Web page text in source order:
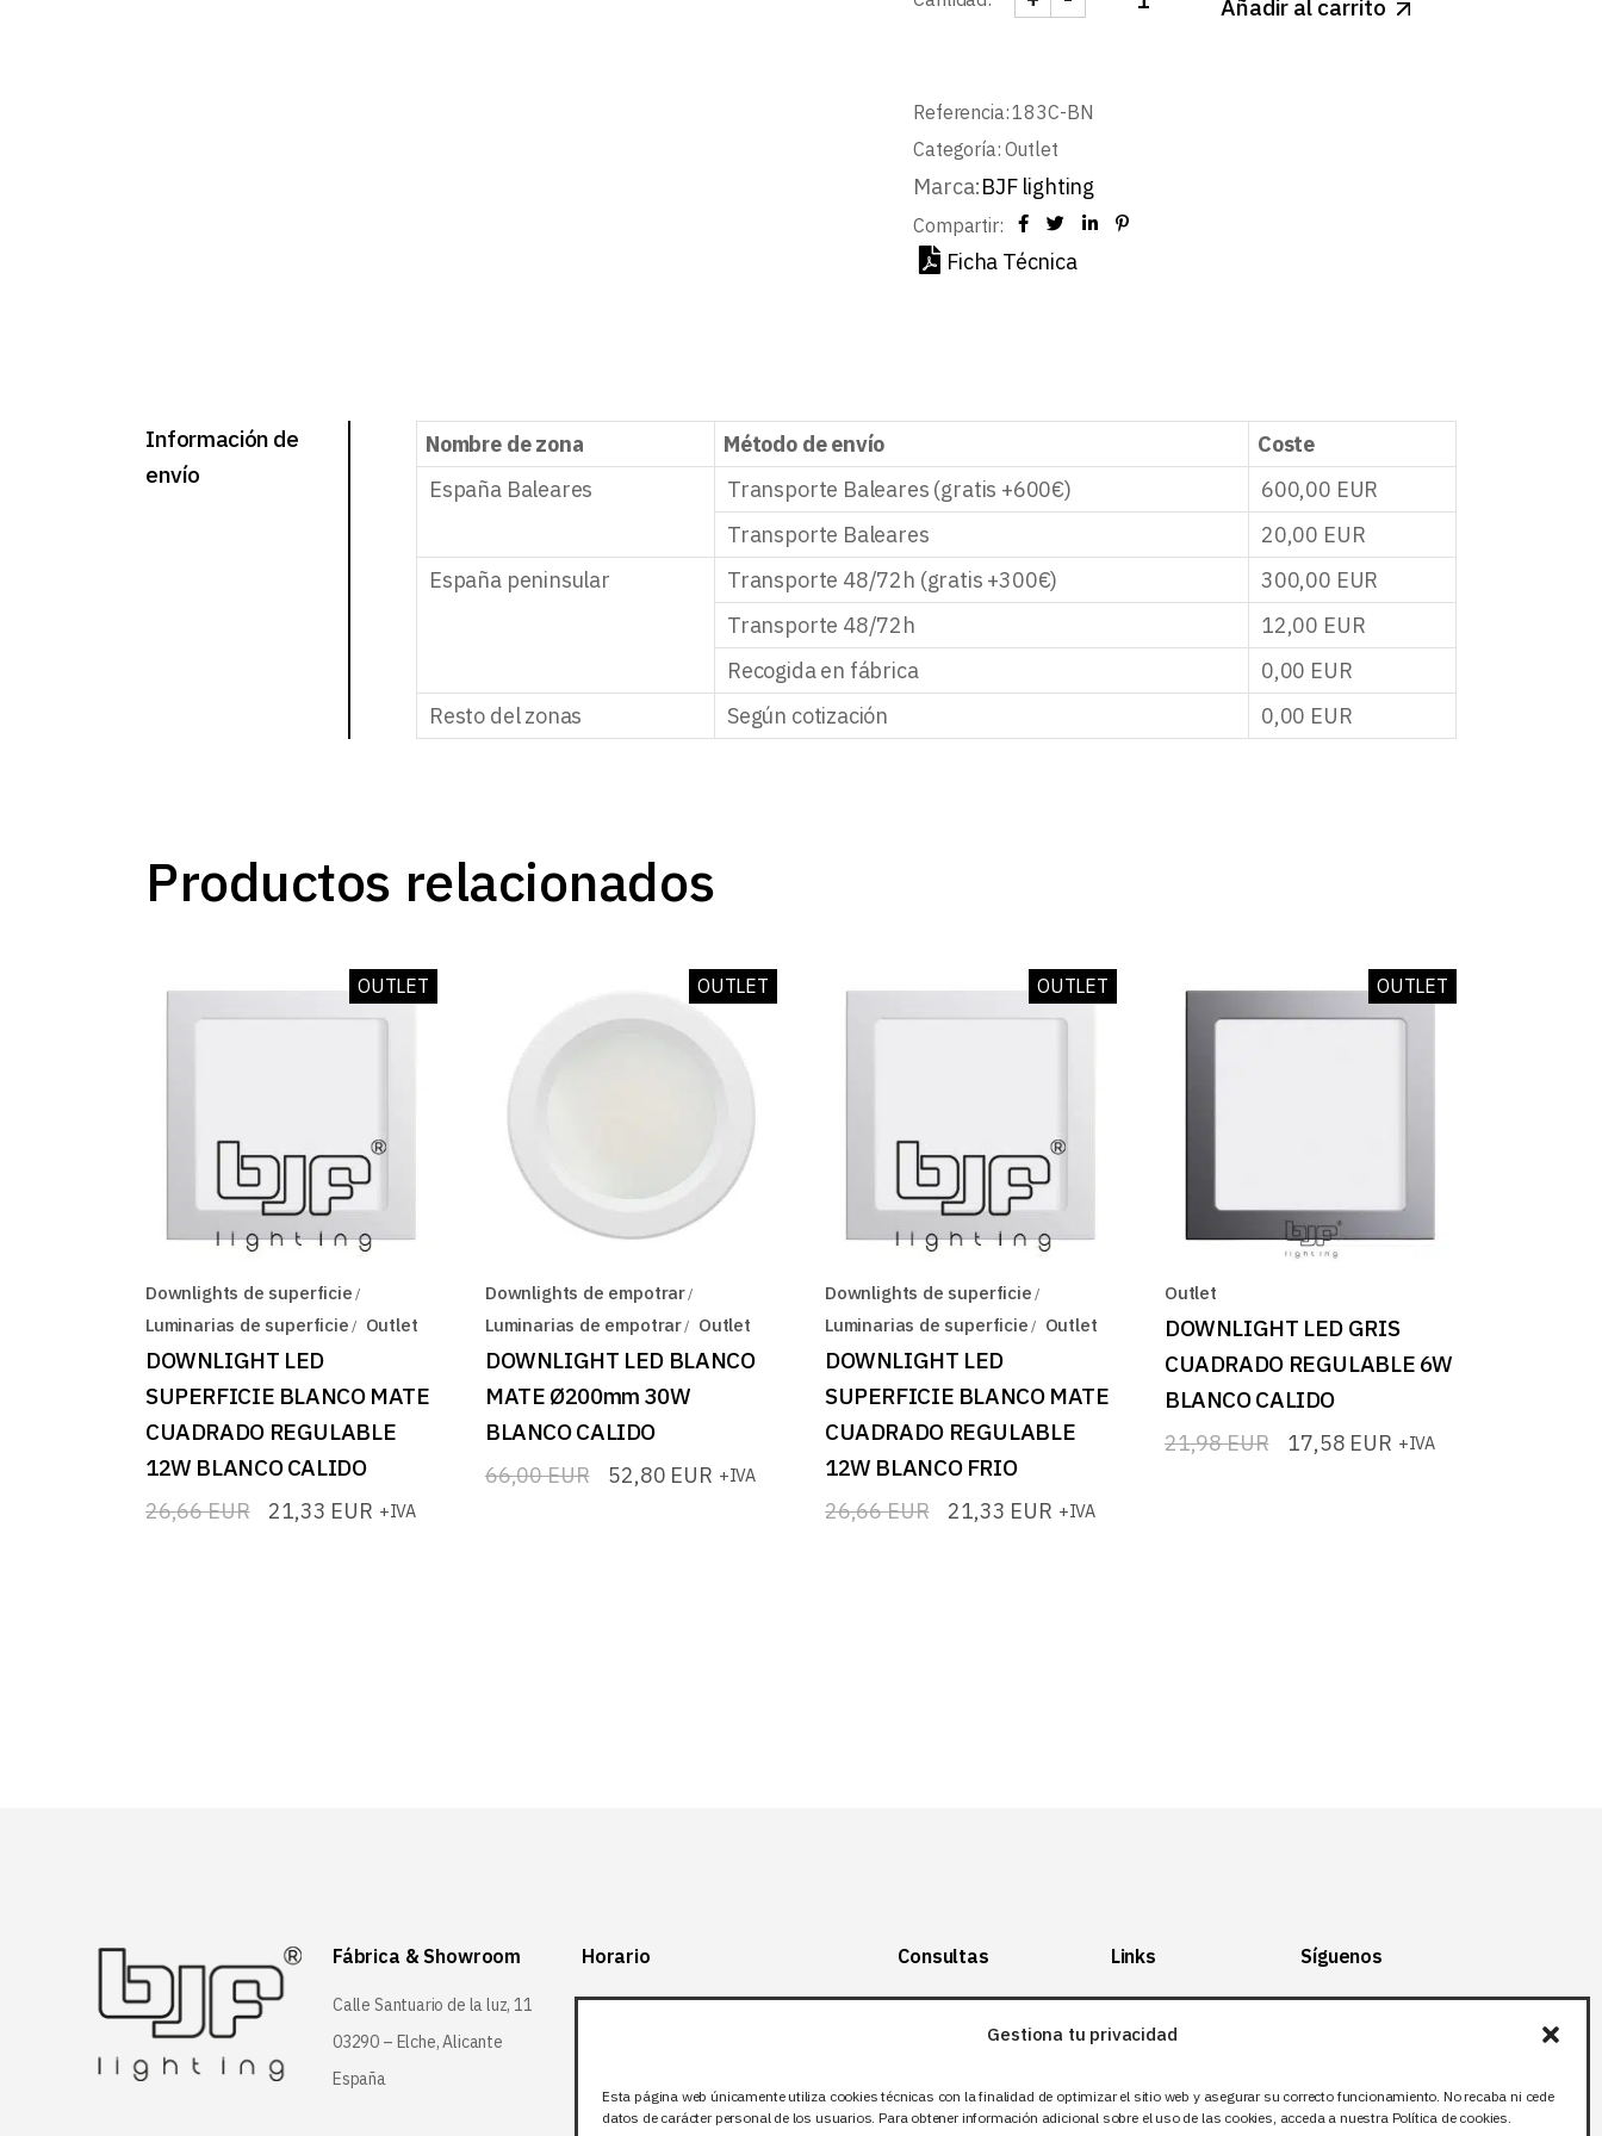
Gestiona tu privacidad
Esta página web únicamente utiliza cookies técnicas con la finalidad de optimizar el sitio web y asegurar su correcto funcionamiento. No recaba ni cede
datos de carácter personal de los usuarios. Para obtener información adicional sobre el uso de las cookies, acceda a nuestra Política de cookies.
DOWNLIGHT LED SUPERFICIE GRIS CUADRADO 18W
Añadir al carrito
Referencia:183C-BN
Categoría: Outlet
Marca:BJF lighting
Compartir:
Ficha Técnica
Información de
envío
Nombre de zona Método de envío
Coste
España Baleares
Transporte Baleares (gratis +600€) 600,00 EUR
Transporte Baleares
20,00 EUR
España peninsular
Transporte 48/72h (gratis +300€) 300,00 EUR
Transporte 48/72h
12,00 EUR
Recogida en fábrica
0,00 EUR
Resto del zonas
Según cotización 0,00 EUR
Productos relacionados
OUTLET
Downlights de superficie
Luminarias de superficie
Outlet
DOWNLIGHT LED
SUPERFICIE BLANCO MATE
CUADRADO REGULABLE
12W BLANCO CALIDO
26,66EUR
El 21,33 EUR
El +IVA
OUTLET
Downlights de empotrar
Luminarias de empotrar
Outlet
DOWNLIGHT LED BLANCO
MATE Ø200mm 30W
BLANCO CALIDO
66,00EUR
El 52,80 EUR
El +IVA
OUTLET
Downlights de superficie
Luminarias de superficie
Outlet
DOWNLIGHT LED
SUPERFICIE BLANCO MATE
CUADRADO REGULABLE
12W BLANCO FRIO
26,66EUR
El 21,33 EUR
El +IVA
OUTLET
Outlet
DOWNLIGHT LED GRIS
CUADRADO REGULABLE 6W
BLANCO CALIDO
21,98EUR
El 17,58 EUR
El +IVA
Fábrica & Showroom
Calle Santuario de la luz, 11
03290 – Elche, Alicante
España
Horario
Lunes-Viernes:
Cerrado
Consultas
+34 966 28 88
12
info@bjflighting.com
Links
Mapa del Sitio
Aviso legal
privacidad
Síguenos
Facebook
LinkedIn